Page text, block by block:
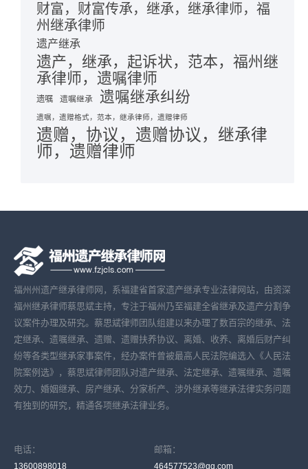
财富，财富传承，继承，继承律师，福
州继承律师
遗产继承
遗产，继承，起诉状，范本，福州继
承律师，遗嘱律师
遗嘱 遗嘱继承 遗嘱继承纠纷
遗嘱，遗赠格式，范本，继承律师，遗赠律师
遗赠，协议，遗赠协议，继承律
师，遗赠律师
福州州遗产继承律师网，系福建省首家遗产继承专业法律网站，由资深
福州继承律师蔡思斌主持，专注于福州乃至福建全省继承及遗产分割争
议案件办理及研究。蔡思斌律师团队组建以来办理了数百宗的继承、法
定继承、遗嘱继承、遗赠、遗赠扶养协议、离婚、收养、离婚后财产纠
纷等各类型继承家事案件，经办案件曾被最高人民法院编选入《人民法
院案例选》，蔡思斌律师团队对遗产继承、法定继承、遗嘱继承、遗嘱
效力、婚姻继承、房产继承、分家析产、涉外继承等继承法律实务问题
有独到的研究，精通各项继承法律业务。
电话：
13600898018
邮箱：
464577523@qq.com